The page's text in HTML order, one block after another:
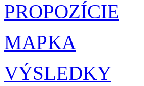
PROPOZÍCIE
MAPKA
VÝSLEDKY